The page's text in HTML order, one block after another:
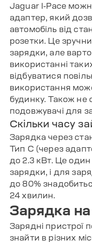
Jaguar I-Pace
адаптер, який
автомобіль від
розетки. Це
зарядки, але
використанні
відбуватися
використання
будинку. Також не
подовжувачі для
Скільки часу
Зарядка через
Тип C (через
до 2.3 кВт. Це один
зарядки, і для
до 80%
24 хвилин.
Зарядка
Зарядні пристрої
знайти в різних